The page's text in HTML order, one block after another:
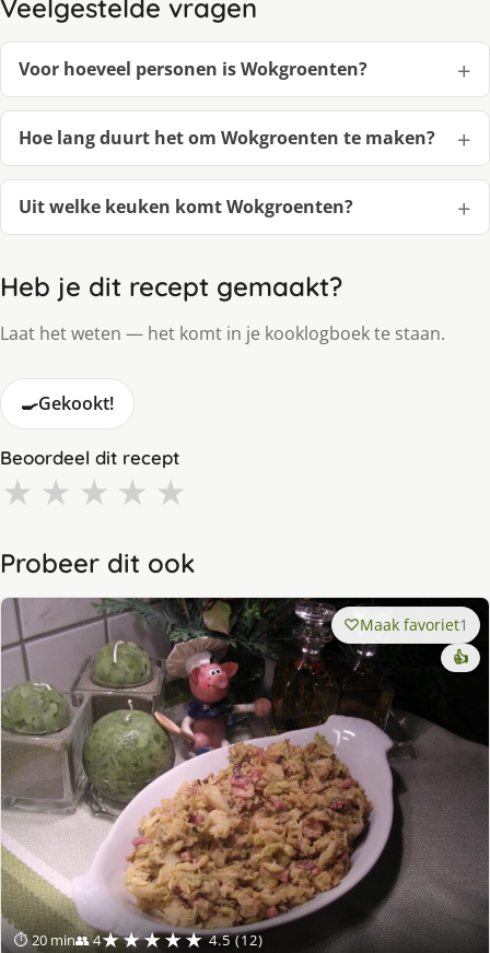
Veelgestelde vragen
Voor hoeveel personen is Wokgroenten?
Hoe lang duurt het om Wokgroenten te maken?
Uit welke keuken komt Wokgroenten?
Heb je dit recept gemaakt?
Laat het weten — het komt in je kooklogboek te staan.
🍳Gekookt!
Beoordeel dit recept
★ ★ ★ ★ ★
Probeer dit ook
⏱ 20 min👥 4★★★★★ 4.5 (12)
Maak favoriet1
👍